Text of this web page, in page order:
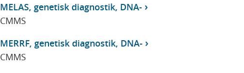
MELAS, genetisk diagnostik, DNA-
CMMS
MERRF, genetisk diagnostik, DNA-
CMMS